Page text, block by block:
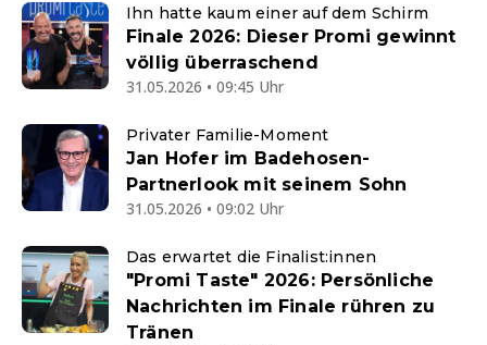
Ihn hatte kaum einer auf dem Schirm
Finale 2026: Dieser Promi gewinnt
völlig überraschend
31.05.2026 • 09:45 Uhr
Privater Familie-Moment
Jan Hofer im Badehosen-
Partnerlook mit seinem Sohn
31.05.2026 • 09:02 Uhr
Das erwartet die Finalist:innen
"Promi Taste" 2026: Persönliche
Nachrichten im Finale rühren zu
Tränen